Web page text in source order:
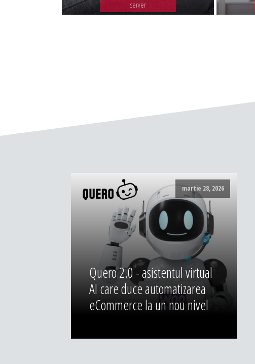
server
martie 28, 2026
Quero 2.0 - asistentul virtual
AI care duce automatizarea
eCommerce la un nou nivel